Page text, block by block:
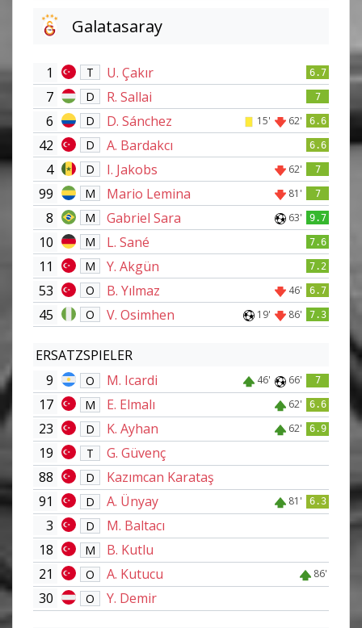
Galatasaray
1 T U. Çakır 6.7
7 D R. Sallai 7
6 D D. Sánchez 15' 62' 6.6
42 D A. Bardakcı 6.6
4 D I. Jakobs 62' 7
99 M Mario Lemina 81' 7
8 M Gabriel Sara 63' 9.7
10 M L. Sané 7.6
11 M Y. Akgün 7.2
53 O B. Yılmaz 46' 6.7
45 O V. Osimhen 19' 86' 7.3
ERSATZSPIELER
9
O M. Icardi 46' 66' 7
17 M E. Elmalı 62' 6.6
23 D K. Ayhan 62' 6.9
19 T
G. Güvenç
88
D
Kazımcan Karataş
91
D A. Ünyay 81' 6.3
3 D
M. Baltacı
18
M
B. Kutlu
21
O A. Kutucu 86'
30 O Y. Demir